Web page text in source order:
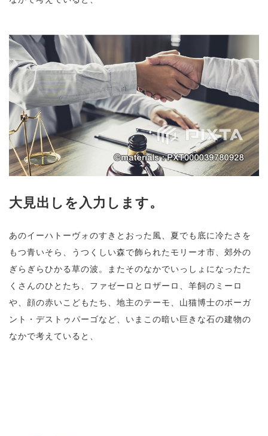
大見出しを入力します。
あのイーハトーヴォのすきとおった風、夏でも底に冷たさを
もつ青いそら、うつくしい森で飾られたモリーオ市、郊外の
ぎらぎらひかる草の波。またそのなかでいっしょになったた
くさんのひとたち、ファゼーロとロザーロ、羊飼のミーロ
や、顔の赤いこどもたち、地主のテーモ、山猫博士のボーガ
ント・デストゥパーゴなど、いまこの暗い巨きな石の建物の
なかで考えていると、